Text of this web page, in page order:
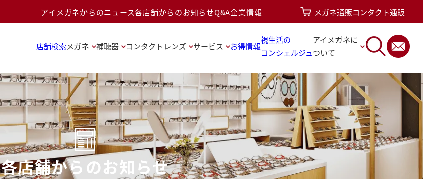
アイメガネからのニュース各店舗からのお知らせQ&A企業情報 メガネ通販コンタクト通販
店舗検索メガネ 補聴器 コンタクトレンズ サービス お得情報
視生活の
コンシェルジュ
アイメガネに
ついて
各店舗からのお知らせ